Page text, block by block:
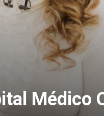
Médico